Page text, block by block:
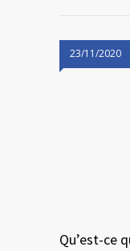
23/11/2020
Qu’est-ce